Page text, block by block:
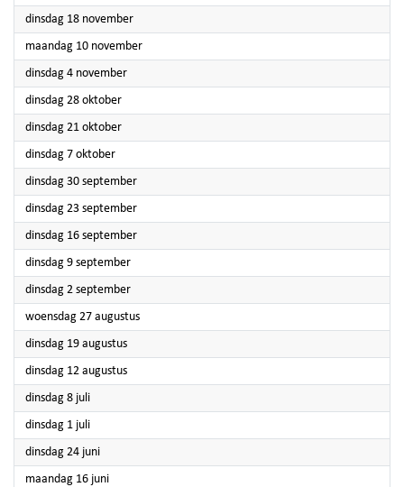
dinsdag 18 november2025
maandag 10 november2025
dinsdag 4 november2025
dinsdag 28 oktober2025
dinsdag 21 oktober2025
dinsdag 7 oktober2025
dinsdag 30 september2025
dinsdag 23 september2025
dinsdag 16 september2025
dinsdag 9 september2025
dinsdag 2 september2025
woensdag 27 augustus2025
dinsdag 19 augustus2025
dinsdag 12 augustus2025
dinsdag 8 juli2025
dinsdag 1 juli2025
dinsdag 24 juni2025
maandag 16 juni2025